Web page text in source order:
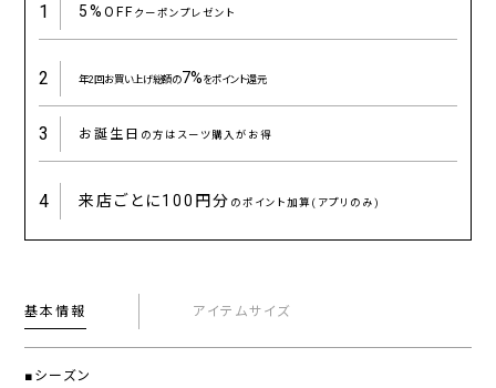
1 5%OFFクーポンプレゼント
2 年2回お買い上げ総額の7%をポイント還元
3 お誕生日 の方はスーツ購入がお得
4 来店ごとに100円分 のポイント加算(アプリのみ)
基本情報 アイテムサイズ
■シーズン